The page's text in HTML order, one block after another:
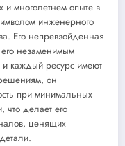
и многолетнем опыте в
инженерного
Его непревзойденная
его незаменимым
и каждый ресурс имеют
он
при минимальных
что делает его
ценящих